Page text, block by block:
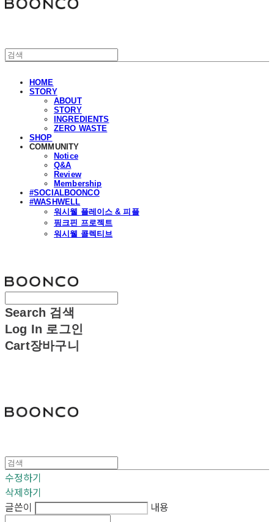
HOME
STORY
ABOUT
STORY
INGREDIENTS
ZERO WASTE
SHOP
COMMUNITY
Notice
Q&A
Review
Membership
#SOCIALBOONCO
#WASHWELL
워시웰 플레이스 & 피플
핑크핀 프로젝트
워시웰 콜렉티브
Search 검색
Log In 로그인
Cart장바구니
수정하기
삭제하기
글쓴이
내용